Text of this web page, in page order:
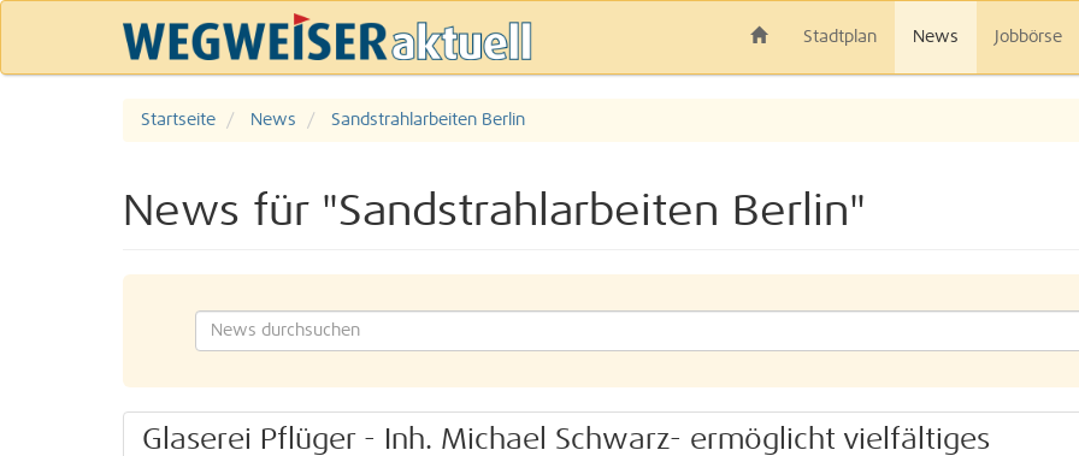
Stadtplan News Jobbörse
Startseite News Sandstrahlarbeiten Berlin
News für "Sandstrahlarbeiten Berlin"
Glaserei Pflüger - Inh. Michael Schwarz- ermöglicht vielfältiges